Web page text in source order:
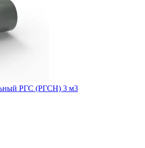
РГС (РГСН) 3 м3